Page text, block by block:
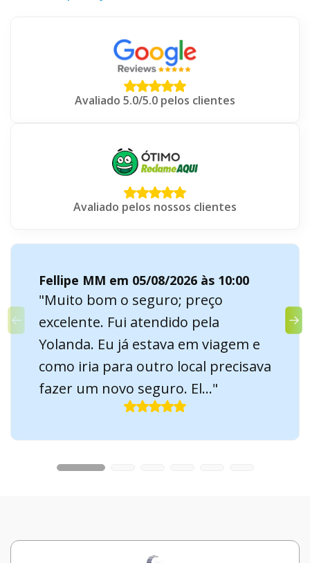
Avaliado 5.0/5.0 pelos clientes
Avaliado pelos nossos clientes
Fellipe MM em 05/08/2026 às 10:00
"Muito bom o seguro; preço
excelente. Fui atendido pela
Yolanda. Eu já estava em viagem e
como iria para outro local precisava
fazer um novo seguro. El..."